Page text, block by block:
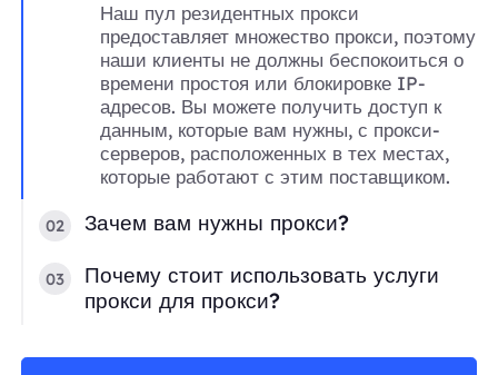
Наш пул резидентных прокси
предоставляет множество прокси, поэтому
наши клиенты не должны беспокоиться о
времени простоя или блокировке IP-
адресов. Вы можете получить доступ к
данным, которые вам нужны, с прокси-
серверов, расположенных в тех местах,
которые работают с этим поставщиком.
02 Зачем вам нужны прокси?
03
Почему стоит использовать услуги
прокси для прокси?